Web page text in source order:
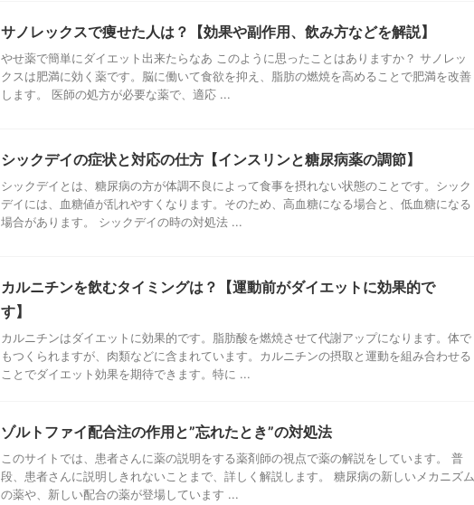
サノレックスで痩せた人は？【効果や副作用、飲み方などを解説】
やせ薬で簡単にダイエット出来たらなあ このように思ったことはありますか？ サノレッ
クスは肥満に効く薬です。脳に働いて食欲を抑え、脂肪の燃焼を高めることで肥満を改善
します。 医師の処方が必要な薬で、適応 ...
シックデイの症状と対応の仕方【インスリンと糖尿病薬の調節】
シックデイとは、糖尿病の方が体調不良によって食事を摂れない状態のことです。シック
デイには、血糖値が乱れやすくなります。そのため、高血糖になる場合と、低血糖になる
場合があります。 シックデイの時の対処法 ...
カルニチンを飲むタイミングは？【運動前がダイエットに効果的で
す】
カルニチンはダイエットに効果的です。脂肪酸を燃焼させて代謝アップになります。体で
もつくられますが、肉類などに含まれています。カルニチンの摂取と運動を組み合わせる
ことでダイエット効果を期待できます。特に ...
ゾルトファイ配合注の作用と”忘れたとき”の対処法
このサイトでは、患者さんに薬の説明をする薬剤師の視点で薬の解説をしています。 普
段、患者さんに説明しきれないことまで、詳しく解説します。 糖尿病の新しいメカニズム
の薬や、新しい配合の薬が登場しています ...